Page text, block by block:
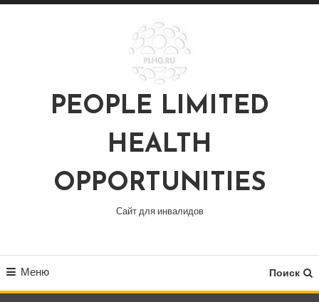
Перейти
PEOPLE LIMITED
HEALTH
OPPORTUNITIES
Сайт для инвалидов
Меню Поиск